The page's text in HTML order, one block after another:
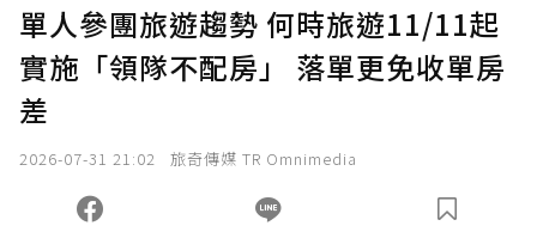
單人參團旅遊趨勢 何時旅遊11/11起
實施「領隊不配房」 落單更免收單房
差
2026-07-31 21:02 旅奇傳媒 TR Omnimedia